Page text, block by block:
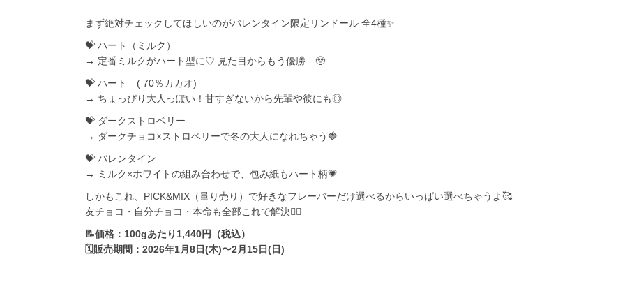
まず絶対チェックしてほしいのがバレンタイン限定リンドール 全4種✨
💝 ハート（ミルク）
→ 定番ミルクがハート型に♡ 見た目からもう優勝…🥹
💝 ハート ( 70％カカオ)
→ ちょっぴり大人っぽい！甘すぎないから先輩や彼にも◎
💝 ダークストロベリー
→ ダークチョコ×ストロベリーで冬の大人になれちゃう🍓
💝 バレンタイン
→ ミルク×ホワイトの組み合わせで、包み紙もハート柄💗
しかもこれ、PICK&MIX（量り売り）で好きなフレーバーだけ選べるからいっぱい選べちゃうよ🥰
友チョコ・自分チョコ・本命も全部これで解決👌🏻
📝価格：100gあたり1,440円（税込）
🗓販売期間：2026年1月8日(木)〜2月15日(日)